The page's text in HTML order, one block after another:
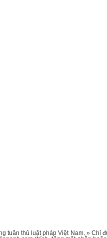
tuân thủ luật pháp Việt Nam. » Chỉ